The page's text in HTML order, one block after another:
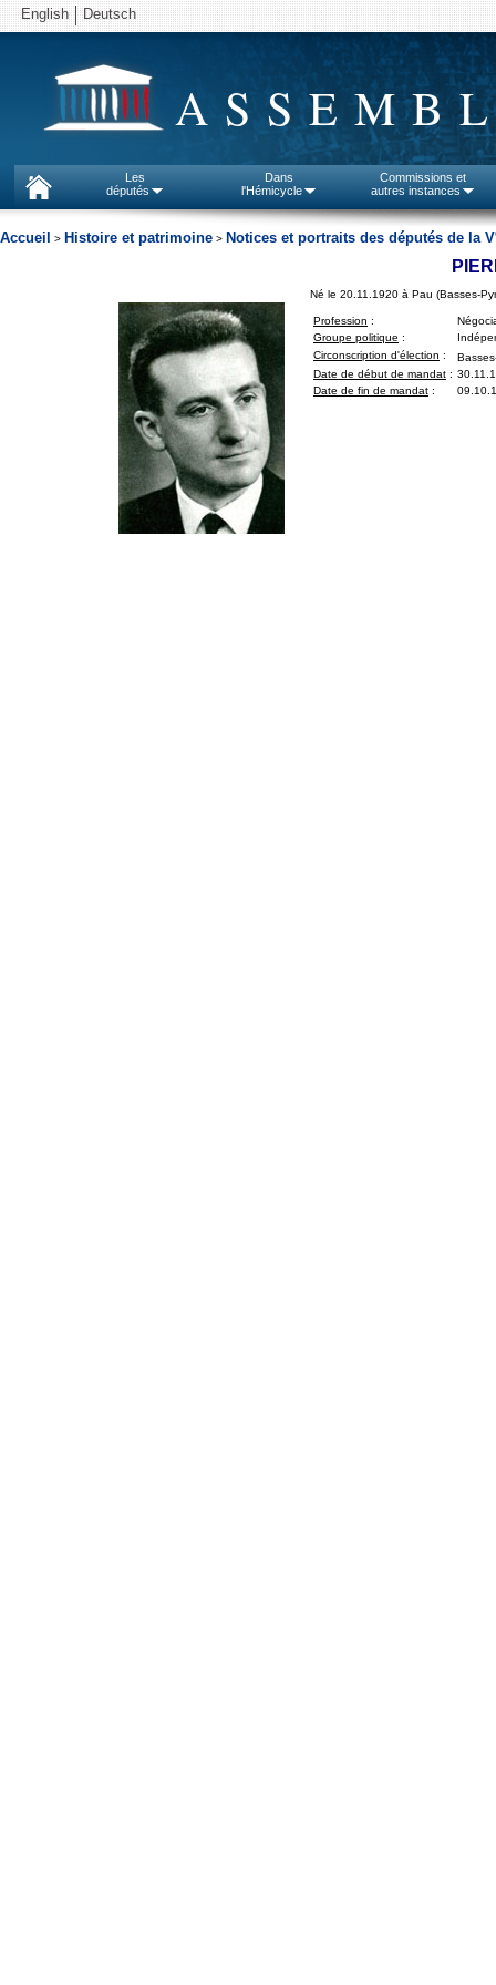
English Deutsch
Les
députés
Dans
l'Hémicycle
Commissions et
autres instances
Accueil > Histoire et patrimoine > Notices et portraits des députés de la V
Né le 20.11.1920 à Pau (Basses-
Profession :
Groupe politique :
Circonscription d'élection :
Date de début de mandat :
Date de fin de mandat :